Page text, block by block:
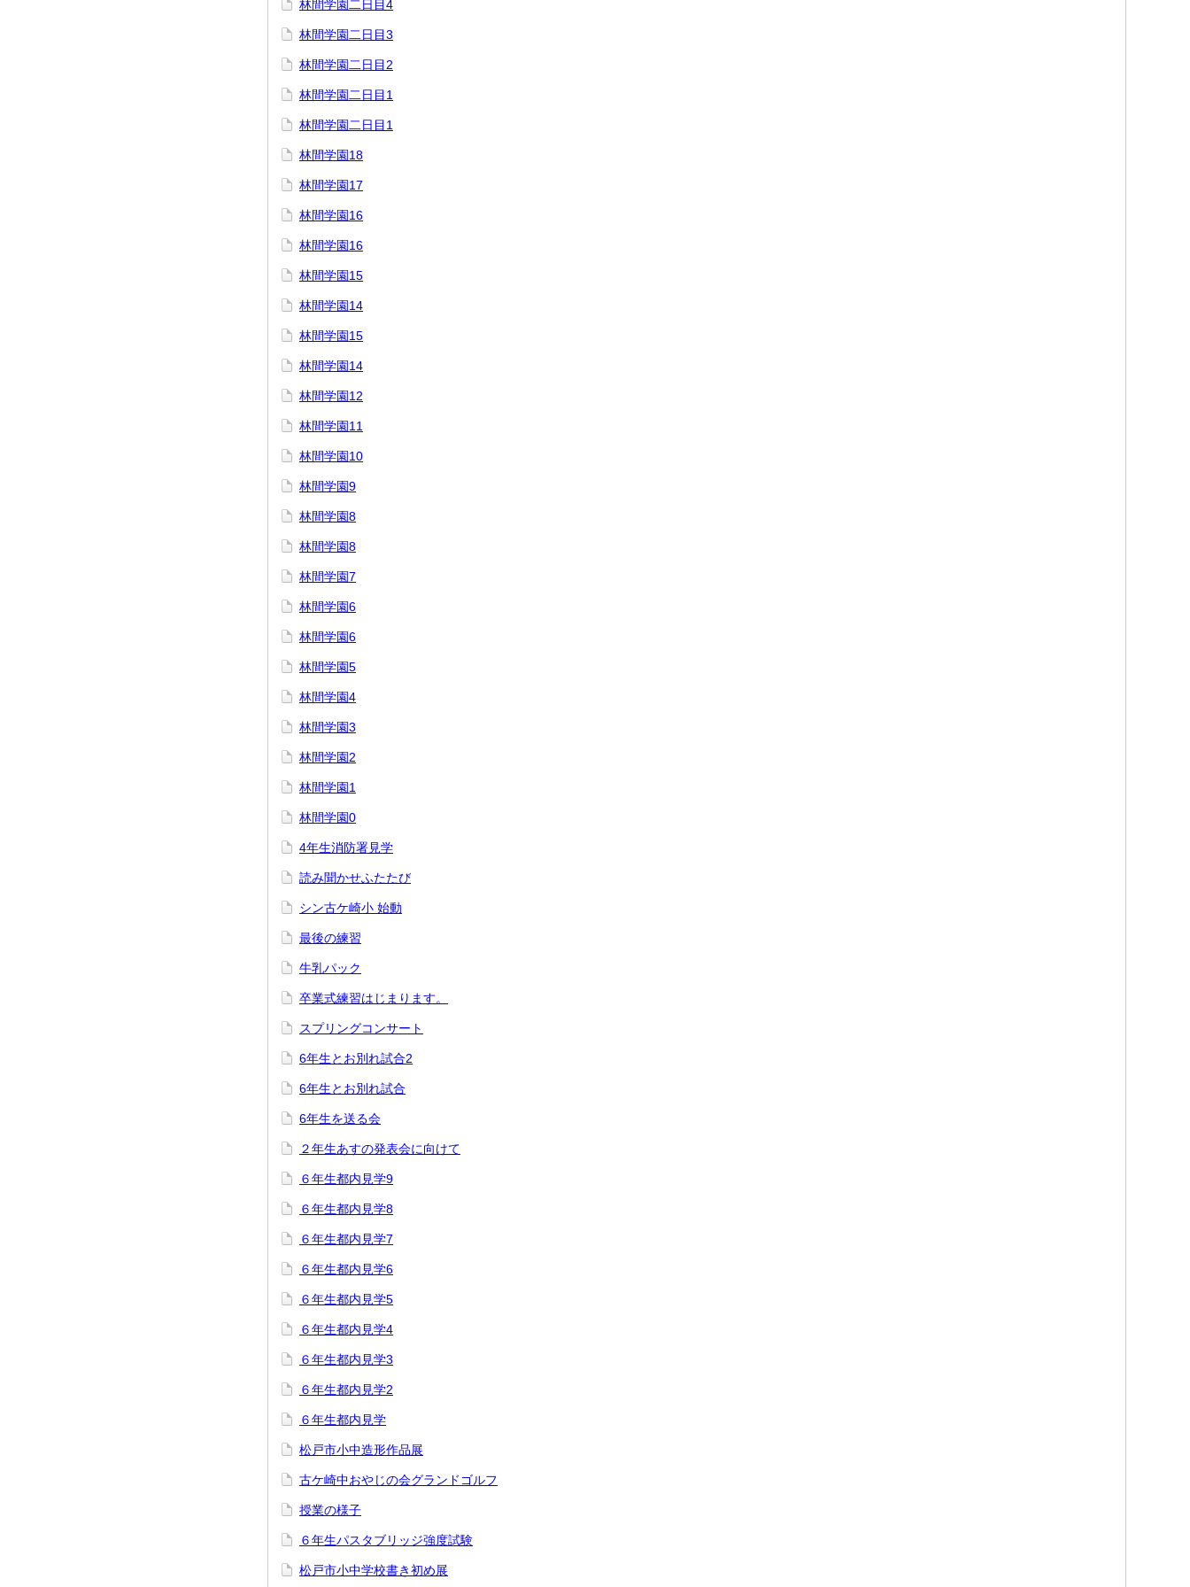
林間学園二日目4
林間学園二日目3
林間学園二日目2
林間学園二日目1
林間学園二日目1
林間学園18
林間学園17
林間学園16
林間学園16
林間学園15
林間学園14
林間学園15
林間学園14
林間学園12
林間学園11
林間学園10
林間学園9
林間学園8
林間学園8
林間学園7
林間学園6
林間学園6
林間学園5
林間学園4
林間学園3
林間学園2
林間学園1
林間学園0
4年生消防署見学
読み聞かせふたたび
シン古ケ崎小 始動
最後の練習
牛乳パック
卒業式練習はじまります。
スプリングコンサート
6年生とお別れ試合2
6年生とお別れ試合
6年生を送る会
２年生あすの発表会に向けて
６年生都内見学9
６年生都内見学8
６年生都内見学7
６年生都内見学6
６年生都内見学5
６年生都内見学4
６年生都内見学3
６年生都内見学2
６年生都内見学
松戸市小中造形作品展
古ケ崎中おやじの会グランドゴルフ
授業の様子
６年生パスタブリッジ強度試験
松戸市小中学校書き初め展